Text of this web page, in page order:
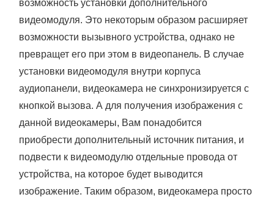
возможность установки дополнительного
видеомодуля. Это некоторым образом расширяет
возможности вызывного устройства, однако не
превращет его при этом в видеопанель. В случае
установки видеомодуля внутри корпуса
аудиопанели, видеокамера не синхронизируется с
кнопкой вызова. А для получения изображения с
данной видеокамеры, Вам понадобится
приобрести дополнительный источник питания, и
подвести к видеомодулю отдельные провода от
устройства, на которое будет выводится
изображение. Таким образом, видеокамера просто